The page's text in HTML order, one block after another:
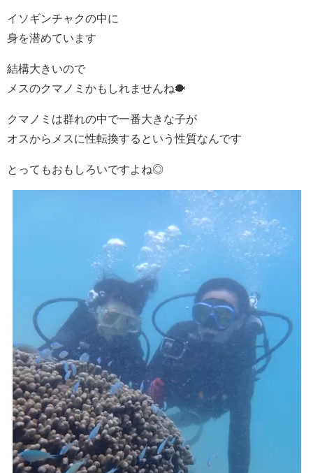
イソギンチャクの中に
身を潜めています
結構大きいので
メスのクマノミかもしれませんね🐡
クマノミは群れの中で一番大きな子が
オスからメスに性転換するという性質なんです
とってもおもしろいですよね◎